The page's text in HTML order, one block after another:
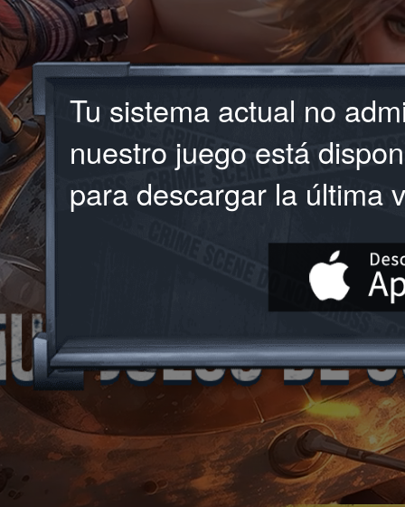
Tu sistema actual no
nuestro juego está
para descargar la última